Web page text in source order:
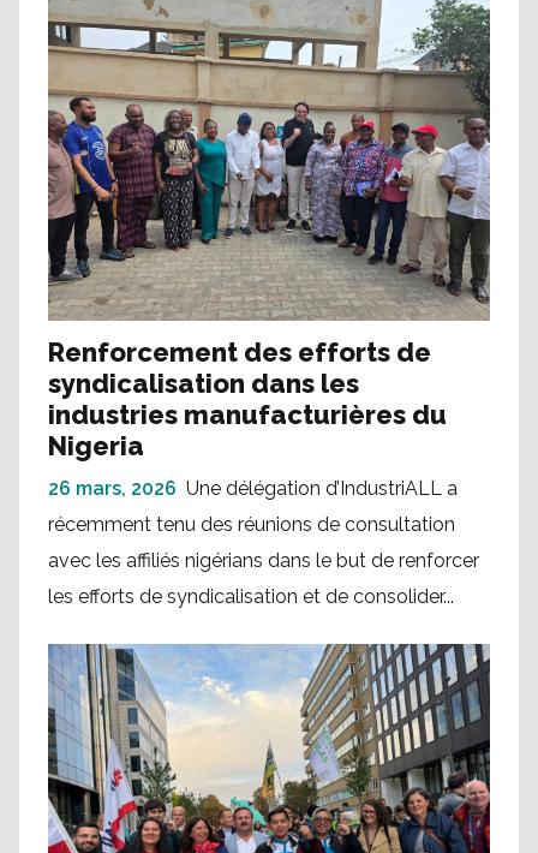
Renforcement des efforts de
syndicalisation dans les
industries manufacturières du
Nigeria
26 mars, 2026 Une délégation d’IndustriALL a
récemment tenu des réunions de consultation
avec les affiliés nigérians dans le but de renforcer
les efforts de syndicalisation et de consolider...